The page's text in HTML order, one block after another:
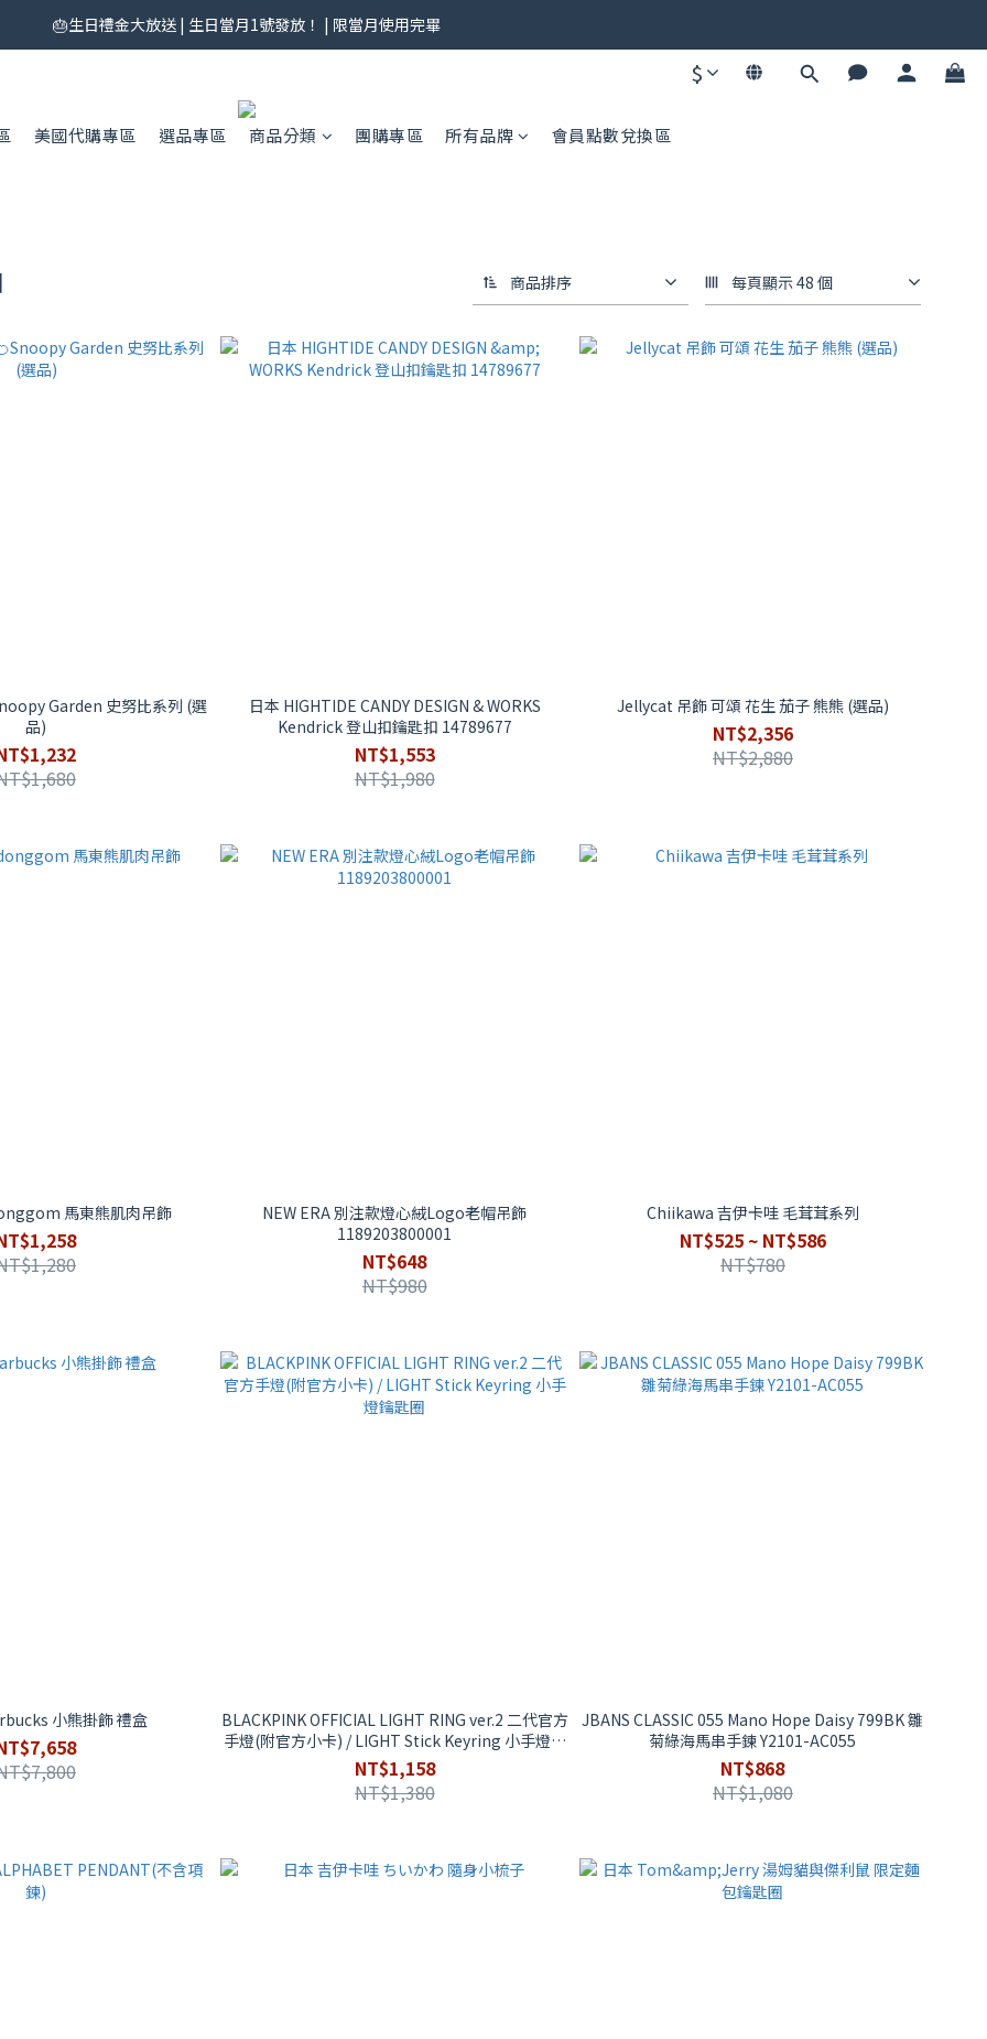
！每月 25 號準時開搶｜$299／$999 各一張｜官網領券中心領，碼碼不同快去領！
🎂生日禮金大放送 | 生日當月1號發放！ | 限當月使用完畢
$
美國代購專區 選品專區 商品分類 團購專區 所有品牌
會員點數兌換區
商品排序 每頁顯示 48 個
Garden 史努比系列 (選
品)
日本 HIGHTIDE CANDY DESIGN & WORKS
Kendrick 登山扣鑰匙扣 14789677
NT$1,553
NT$1,980
Jellycat 吊飾 可頌 花生 茄子 熊熊 (選品)
NT$2,356
NT$2,880
馬東熊肌肉吊飾
NEW ERA 別注款燈心絨Logo老帽吊飾
1189203800001
NT$648
NT$980
Chiikawa 吉伊卡哇 毛茸茸系列
NT$525 ~ NT$586
NT$780
小熊掛飾 禮盒
BLACKPINK OFFICIAL LIGHT RING ver.2 二代官方
手燈(附官方小卡) / LIGHT Stick Keyring 小手燈鑰
匙圈
NT$1,158
NT$1,380
JBANS CLASSIC 055 Mano Hope Daisy 799BK 雛
菊綠海馬串手鍊 Y2101-AC055
NT$868
NT$1,080